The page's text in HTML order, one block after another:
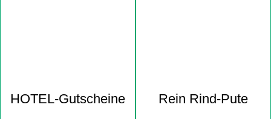
HOTEL-Gutscheine Rein Rind-Pute